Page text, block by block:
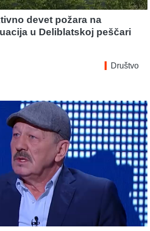
devet požara na
u Deliblatskoj peščari
Društvo